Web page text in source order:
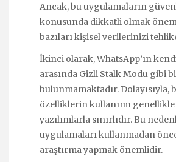
Ancak, bu uygulamaların
konusunda dikkatli olmak
bazıları kişisel verilerinizi
İkinci olarak, WhatsApp’ın
arasında Gizli Stalk Modu gibi
bulunmamaktadır. Dolayısıyla,
özelliklerin kullanımı
yazılımlarla sınırlıdır. Bu
uygulamaları kullanmadan
araştırma yapmak önemlidir.